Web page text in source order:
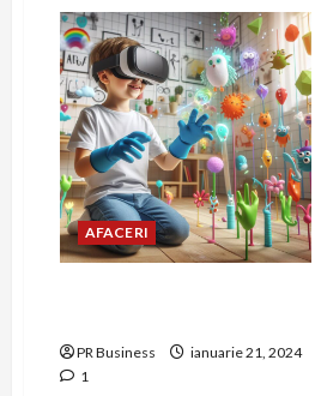
Augmentată
și
Realitatea
Virtuală
în
Detaliu
AFACERI
PR Business
ianuarie 21, 2024
1